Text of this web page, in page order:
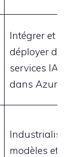
Intégrer et
déployer des
services IA
dans Azure
Industrialiser
modèles et